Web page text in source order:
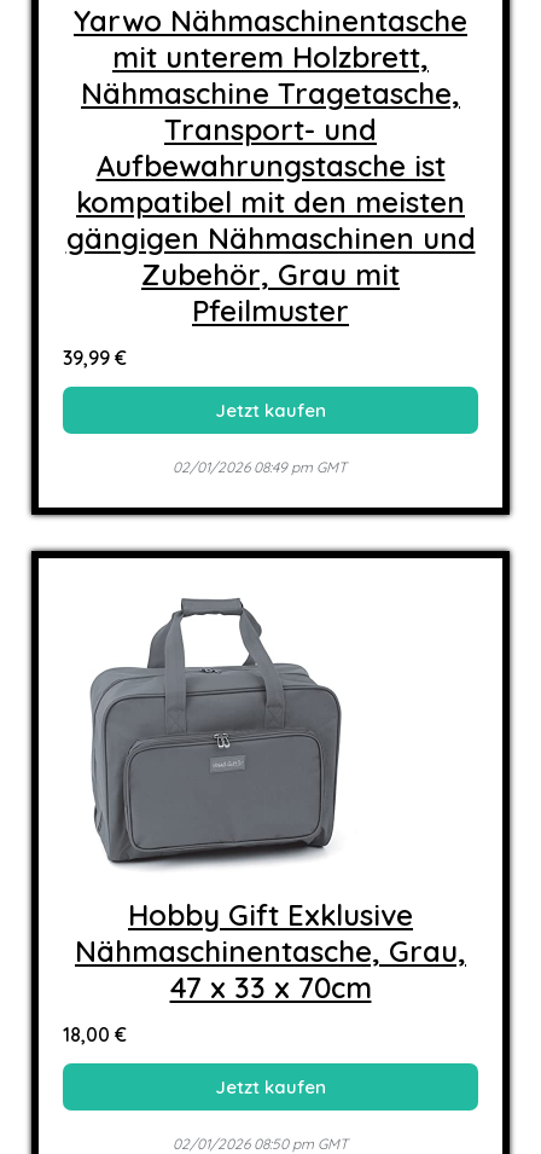
Yarwo Nähmaschinentasche
mit unterem Holzbrett,
Nähmaschine Tragetasche,
Transport- und
Aufbewahrungstasche ist
kompatibel mit den meisten
gängigen Nähmaschinen und
Zubehör, Grau mit
Pfeilmuster
39,99 €
Jetzt kaufen
02/01/2026 08:49 pm GMT
Hobby Gift Exklusive
Nähmaschinentasche, Grau,
47 x 33 x 70cm
18,00 €
Jetzt kaufen
02/01/2026 08:50 pm GMT